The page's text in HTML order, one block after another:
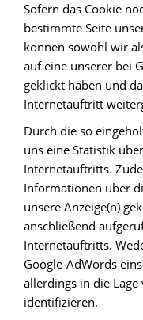
Sofern das Cookie
bestimmte Seite
können sowohl wir
auf eine unserer bei
geklickt haben und
Internetauftritt
Durch die so
uns eine Statistik
Internetauftritts.
Informationen über
unsere Anzeige(n)
anschließend
Internetauftritts.
Google-AdWords
allerdings in die Lage
identifizieren.